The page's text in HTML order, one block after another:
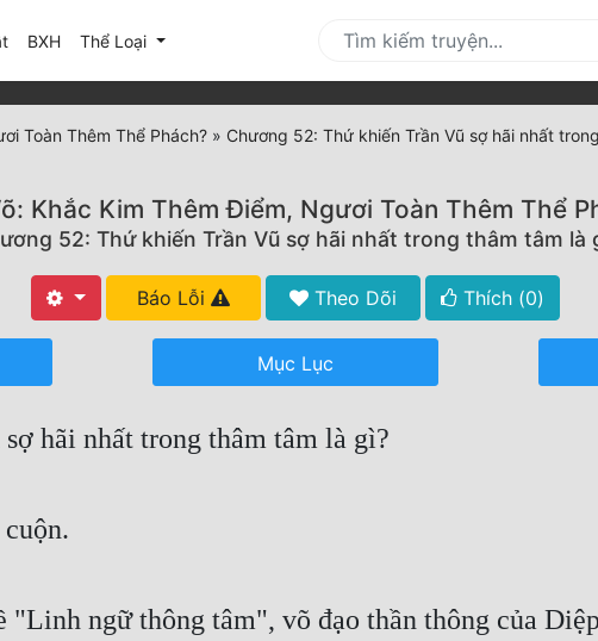
(current)
BXH Thể Loại
Toàn Thêm Thể Phách? » Chương 52: Thứ khiến Trần Vũ sợ hãi nhất
Khắc Kim Thêm Điểm, Ngươi Toàn Thêm Thể
52: Thứ khiến Trần Vũ sợ hãi nhất trong thâm tâm là
Báo Lỗi Theo Dõi Thích (0)
Mục Lục
hãi nhất trong thâm tâm là gì?
"Linh ngữ thông tâm", võ đạo thần thông của